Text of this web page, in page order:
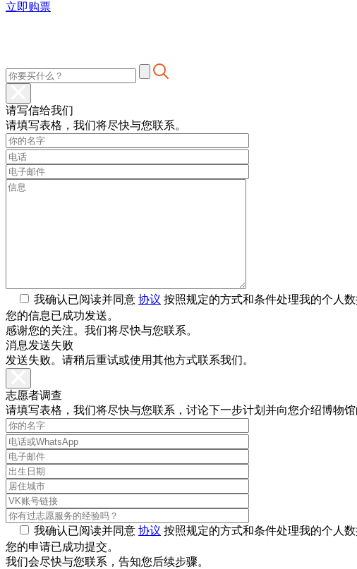
立即购票
请写信给我们
请填写表格，我们将尽快与您联系。
我确认已阅读并同意 协议 按照规定的方式和条件处理我的个人
您的信息已成功发送。
感谢您的关注。我们将尽快与您联系。
消息发送失败
发送失败。请稍后重试或使用其他方式联系我们。
志愿者调查
请填写表格，我们将尽快与您联系，讨论下一步计划并向您介绍博物馆
我确认已阅读并同意 协议 按照规定的方式和条件处理我的个人
您的申请已成功提交。
我们会尽快与您联系，告知您后续步骤。